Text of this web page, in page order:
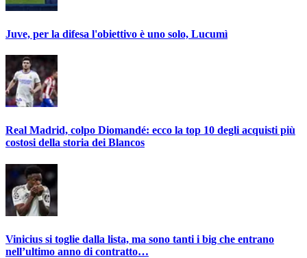
Juve, per la difesa l'obiettivo è uno solo, Lucumì
Real Madrid, colpo Diomandé: ecco la top 10 degli acquisti più
costosi della storia dei Blancos
Vinicius si toglie dalla lista, ma sono tanti i big che entrano
nell’ultimo anno di contratto…